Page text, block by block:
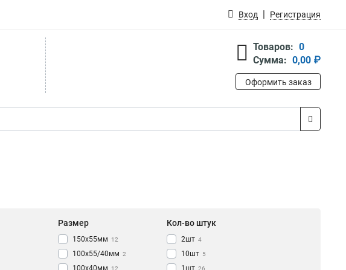
Вход Регистрация
Товаров: 0
Сумма: 0,00 ₽
Оформить заказ
Размер
150х55мм 12
100х55/40мм 2
12
Кол-во штук
2шт 4
10шт 5
26